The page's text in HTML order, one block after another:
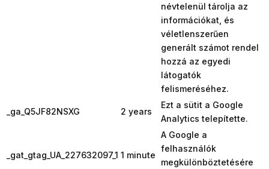
névtelenül tárolja az
információkat, és
véletlenszerűen
generált számot rendel
hozzá az egyedi
látogatók
felismeréséhez.
_ga_Q5JF82NSXG 2 years
Ezt a sütit a Google
Analytics telepítette.
_gat_gtag_UA_227632097_1 1 minute
A Google a
felhasználók
megkülönböztetésére